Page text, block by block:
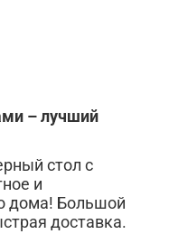
– лучший
стол с
и
дома! Большой
доставка.